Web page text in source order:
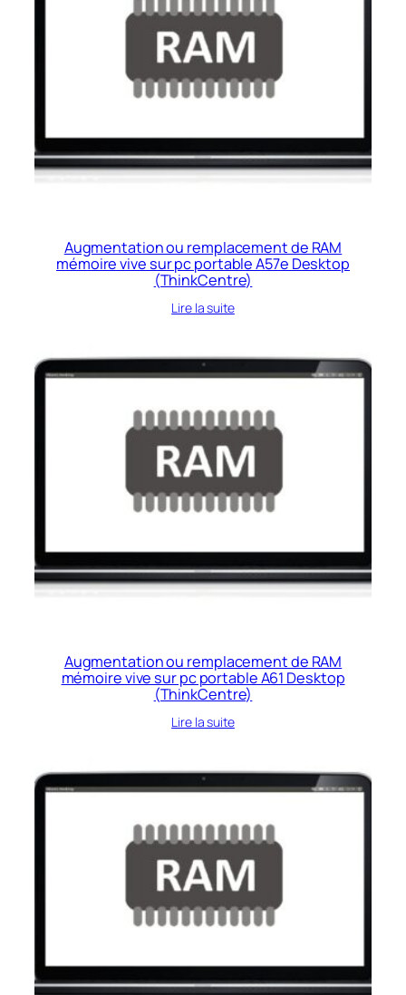
Augmentation ou remplacement de RAM
mémoire vive sur pc portable A57e Desktop
(ThinkCentre)
Lire la suite
Augmentation ou remplacement de RAM
mémoire vive sur pc portable A61 Desktop
(ThinkCentre)
Lire la suite